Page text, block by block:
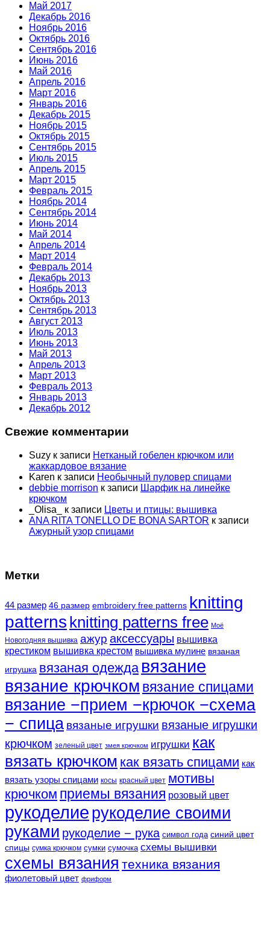
Май 2017
Декабрь 2016
Ноябрь 2016
Октябрь 2016
Сентябрь 2016
Июнь 2016
Май 2016
Апрель 2016
Март 2016
Январь 2016
Декабрь 2015
Ноябрь 2015
Октябрь 2015
Сентябрь 2015
Июль 2015
Апрель 2015
Март 2015
Февраль 2015
Ноябрь 2014
Сентябрь 2014
Июнь 2014
Май 2014
Апрель 2014
Март 2014
Февраль 2014
Декабрь 2013
Ноябрь 2013
Октябрь 2013
Сентябрь 2013
Август 2013
Июль 2013
Июнь 2013
Май 2013
Апрель 2013
Март 2013
Февраль 2013
Январь 2013
Декабрь 2012
Свежие комментарии
Suzy к записи Нетканый гобелен крючком или
жаккардовое вязание
Karen к записи Необычный пуловер спицами
debbie morrison к записи Шарфик на линейке
крючком
_Olisa_
к записи Цветы и птицы: вышивка
ANA RITA TONELLO DE BONA SARTOR к записи
Ажурный узор спицами
Метки
44 размер 46 размер embroidery free patterns knitting
patterns knitting patterns free Моё
Новогодняя вышивка ажур аксессуары вышивка
крестиком вышивка крестом вышивка мулине вязаная
игрушка вязаная одежда вязание
вязание крючком вязание спицами
вязание −прием −крючок −схема
− спица вязаные игрушки вязаные игрушки
крючком зеленый цвет змея крючком игрушки как
вязать крючком как вязать спицами как
вязать узоры спицами косы красный цвет мотивы
крючком приемы вязания розовый цвет
рукоделие рукоделие своими
руками рукоделие − рука символ года синий цвет
спицы сумка крючком сумки сумочка схемы вышивки
схемы вязания техника вязания
фиолетовый цвет фриформ